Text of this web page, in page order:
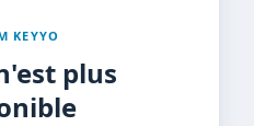
KEYYO
plus